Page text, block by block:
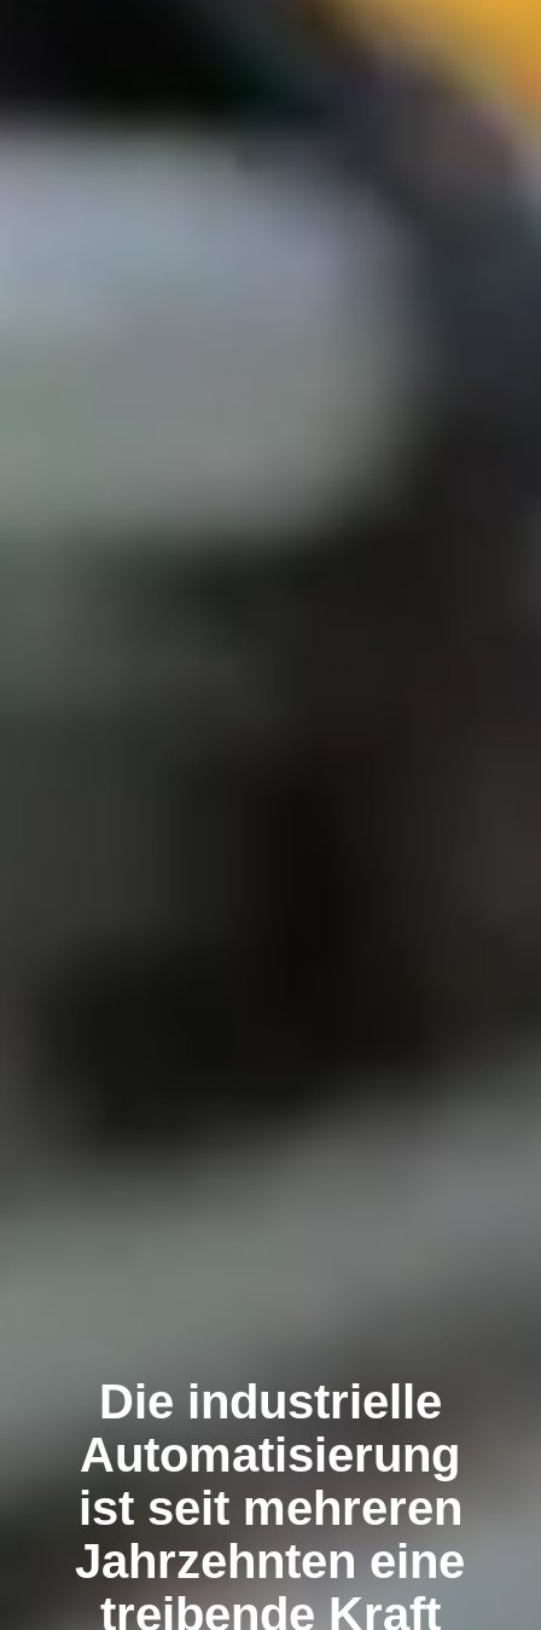
Die industrielle
Automatisierung
ist seit mehreren
Jahrzehnten eine
treibende Kraft